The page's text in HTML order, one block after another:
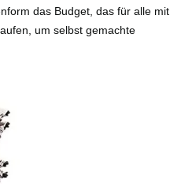
das Budget, das für alle mit
um selbst gemachte